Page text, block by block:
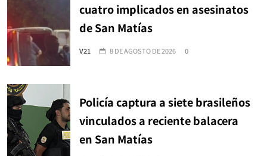
cuatro implicados en asesinatos
de San Matías
V21 8 DE AGOSTO DE 2026 0
Policía captura a siete brasileños
vinculados a reciente balacera
en San Matías